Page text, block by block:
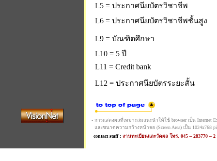
L5 = ประกาศนียบัตรวิชาชีพ
L6 = ประกาศนียบัตรวิชาชีพชั้นสูง
L9 = บัณฑิตศึกษา
L10 = 5 ปี
L11 = Credit bank
L12 = ประกาศนียบัตรระยะสั้น
- การแสดงผลที่เหมาะสมแนะนำให้ใช้ browser เป็น Internet
และขนาดความกว้างหน้าจอ (Screen Area) เป็น 1024x768
contact staff : งานทะเบียนและวัดผล โทร. 045 – 283770 – 2